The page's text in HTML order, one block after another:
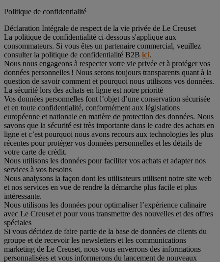
Politique de confidentialité
Déclaration Intégrale de respect de la vie privée de Le Creuset
La politique de confidentialité ci-dessous s'applique aux
consommateurs. Si vous êtes un partenaire commercial, veuillez
consulter la politique de confidentialité B2B ici.
Nous nous engageons à respecter votre vie privée et à protéger vos
données personnelles ! Nous serons toujours transparents quant à la
question de savoir comment et pourquoi nous utilisons vos données.
La sécurité lors des achats en ligne est notre priorité
Vos données personnelles font l’objet d’une conservation sécurisée
et en toute confidentialité, conformément aux législations
européenne et nationale en matière de protection des données. Nous
savons que la sécurité est très importante dans le cadre des achats en
ligne et c’est pourquoi nous avons recours aux technologies les plus
récentes pour protéger vos données personnelles et les détails de
votre carte de crédit.
Nous utilisons les données pour faciliter vos achats et adapter nos
services à vos besoins
Nous analysons la façon dont les utilisateurs utilisent notre site web
et nos services en vue de rendre la démarche plus facile et plus
intéressante.
Nous utilisons les données pour optimaliser l’expérience culinaire
avec Le Creuset et pour vous transmettre des nouvelles et des offres
spéciales
Si vous décidez de faire partie de la base de données de clients du
groupe et de recevoir les newsletters et les communications
marketing de Le Creuset, nous vous enverrons des informations
personnalisées et vous informerons du lancement de nouveaux